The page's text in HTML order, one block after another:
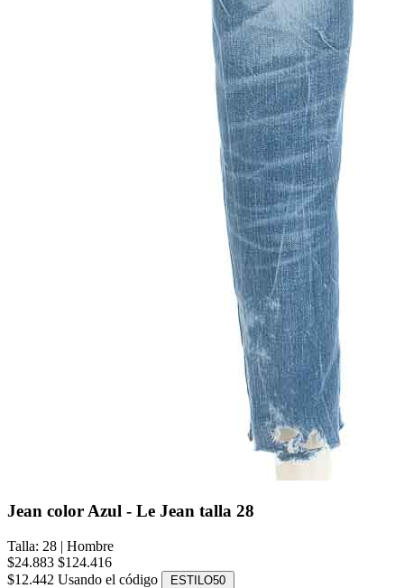
Jean color Azul - Le Jean talla 28
Talla: 28 | Hombre
$24.883 $124.416
$12.442 Usando el código ESTILO50